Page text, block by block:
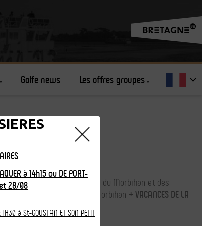
Golfe news Les offres groupes
TOUSSAINT SE RENSEIGNER
une croisière sur le Golfe du Morbihan et des
îles du Golfe du Morbihan + VACANCES DE LA
cette période.
à 14h15 ou DE PORT-
et 28/08
1H30 à St-GOUSTAN ET SON PETIT